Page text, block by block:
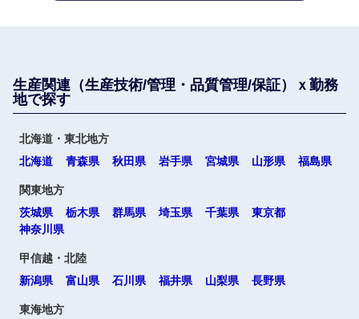
生産関連（生産技術/管理・品質管理/保証）ｘ勤務
地で探す
北海道・東北地方
北海道
青森県 秋田県 岩手県 宮城県 山形県 福島県
関東地方
茨城県
栃木県 群馬県 埼玉県 千葉県
東京都
神奈川県
甲信越・北陸
新潟県
富山県 石川県 福井県 山梨県 長野県
東海地方